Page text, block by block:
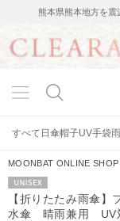
熊本県熊本地方を震
すべて 日傘帽子UV手袋
MOONBAT ONLINE SHOP
UNISEX
【折りたたみ雨傘
水傘 晴雨兼用 UV